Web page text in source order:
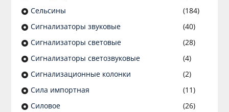
Сельсины
(184)
Сигнализаторы звуковые
(40)
Сигнализаторы световые
(28)
Сигнализаторы светозвуковые
(4)
Сигнализационные колонки
(2)
Сила импортная
(11)
Силовое
(26)